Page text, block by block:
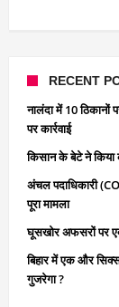
RECENT
नालंदा में 10 ठिकानों
पर कार्रवाई
किसान के बेटे ने
अंचल पदाधिकारी
पूरा मामला
घूसखोर अफसरों पर
बिहार में एक और
गुजरेगा ?